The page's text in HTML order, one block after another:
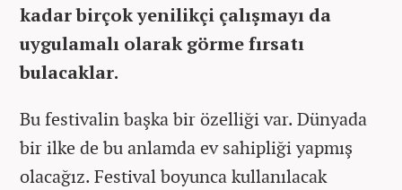
kadar birçok yenilikçi çalışmayı da
uygulamalı olarak görme fırsatı
bulacaklar.
Bu festivalin başka bir özelliği var. Dünyada
bir ilke de bu anlamda ev sahipliği yapmış
olacağız. Festival boyunca kullanılacak